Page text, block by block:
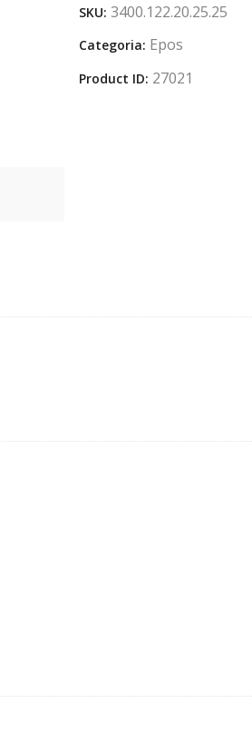
SKU: 3400.122.20.25.25
Categoria: Epos
Product ID: 27021